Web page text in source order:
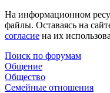
На информационном
файлы. Оставаясь на
согласие на их
Поиск по форумам
Общение
Общество
Семейные отношения